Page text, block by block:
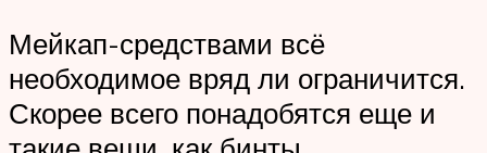
Мейкап-средствами всё
необходимое вряд ли ограничится.
Скорее всего понадобятся еще и